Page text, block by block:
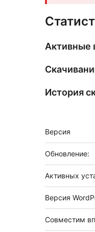
Активные
История
Мета
Версия
Обновление:
Активных
Версия
Совместим